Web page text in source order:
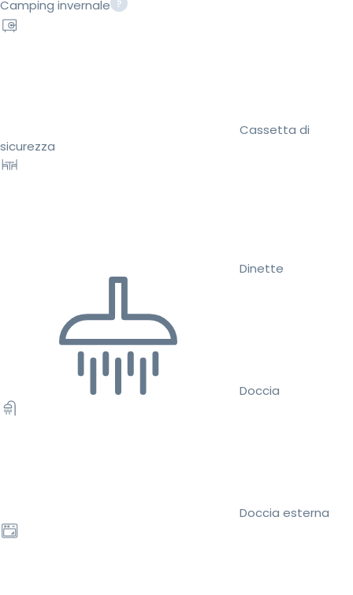
Camping invernale
Cassetta di
sicurezza
Dinette
Doccia
Doccia esterna